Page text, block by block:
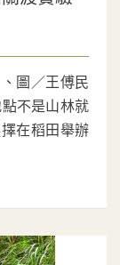
圖／王傅民
不是山林就
在稻田舉辦